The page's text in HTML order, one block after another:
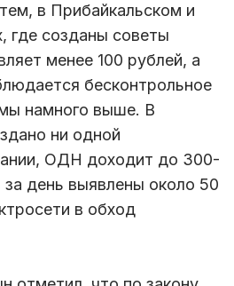
в Прибайкальском и
где созданы советы
менее 100 рублей, а
бесконтрольное
намного выше. В
ни одной
ОДН доходит до 300-
день выявлены около 50
в обход